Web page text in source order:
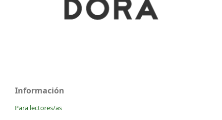
Información
Para lectores/as